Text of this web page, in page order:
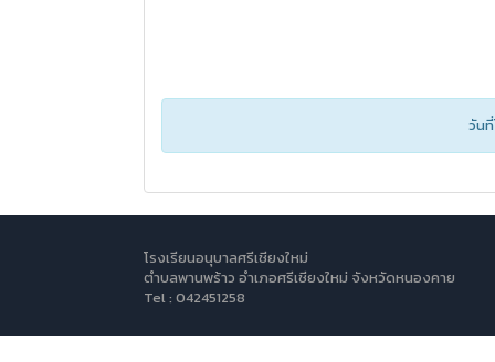
วัน
โรงเรียนอนุบาลศรีเชียงใหม่
ตำบลพานพร้าว อำเภอศรีเชียงใหม่ จังหวัดหนองคาย
Tel : 042451258